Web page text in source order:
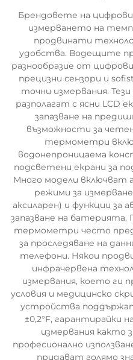
Брендовете на
измерването на
продвинати
удобства. Водещите
разнообразие от
прецизни сензори и
точни измервания.
разполагат с ясни LCD
запазване на
възможности за
термометри
водонепроницаема
подсветени екрани за
Много модели включват
режими за
аксиларен) и функции за
запазване на
термометри често
за проследяване на
телефони. Някои
инфрачервена
измервания, което ги
условия и медицинско
устройства
±0,2°F, гарантирайки
измервания както
професионално
придават голямо